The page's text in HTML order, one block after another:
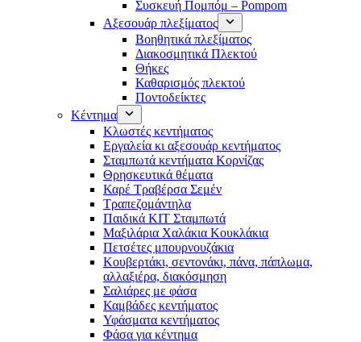
Συσκευή Πομπόμ – Pompom
Αξεσουάρ πλεξίματος
Βοηθητικά πλεξίματος
Διακοσμητικά Πλεκτού
Θήκες
Καθαρισμός πλεκτού
Ποντοδείκτες
Κέντημα
Κλωστές κεντήματος
Eργαλεία κι αξεσουάρ κεντήματος
Σταμπωτά κεντήματα Κορνίζας
Θρησκευτικά θέματα
Καρέ Τραβέρσα Σεμέν
Τραπεζομάντηλα
Παιδικά KIT Σταμπωτά
Μαξιλάρια Χαλάκια Κουκλάκια
Πετσέτες μπουρνουζάκια
Κουβερτάκι, σεντονάκι, πάνα, πάπλωμα,
αλλαξιέρα, διακόσμηση
Σαλιάρες με φάσα
Καμβάδες κεντήματος
Υφάσματα κεντήματος
Φάσα για κέντημα